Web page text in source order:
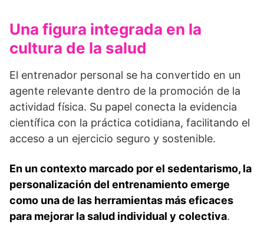
Una figura integrada en la
cultura de la salud
El entrenador personal se ha convertido en un
agente relevante dentro de la promoción de la
actividad física. Su papel conecta la evidencia
científica con la práctica cotidiana, facilitando el
acceso a un ejercicio seguro y sostenible.
En un contexto marcado por el sedentarismo, la
personalización del entrenamiento emerge
como una de las herramientas más eficaces
para mejorar la salud individual y colectiva.